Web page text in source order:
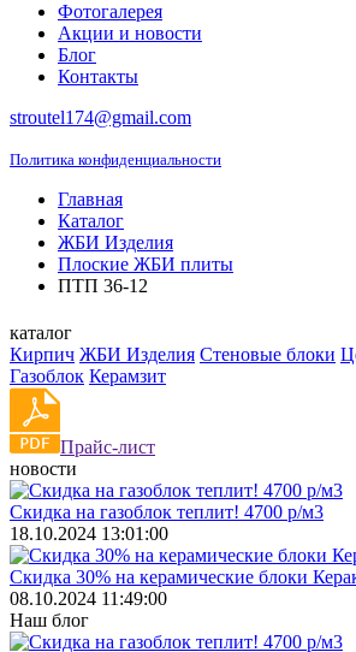
Фотогалерея
Акции и новости
Блог
Контакты
stroutel174@gmail.com
Политика конфиденциальности
Главная
Каталог
ЖБИ Изделия
Плоские ЖБИ плиты
ПТП 36-12
каталог
Кирпич ЖБИ Изделия Стеновые блоки
Газоблок Керамзит
Прайс-лист
новости
Скидка на газоблок теплит! 4700 р/м3
18.10.2024 13:01:00
Скидка 30% на керамические блоки
08.10.2024 11:49:00
Наш блог